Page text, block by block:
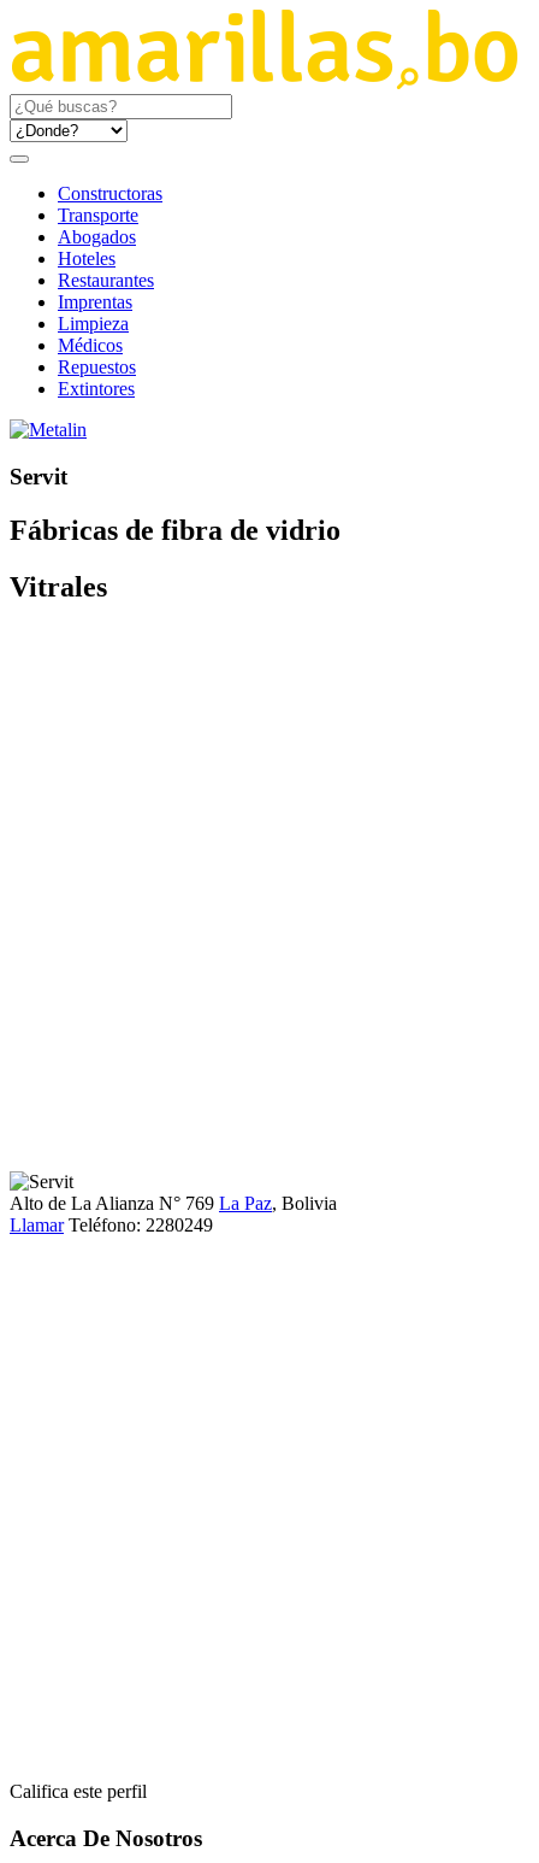
Constructoras
Transporte
Abogados
Hoteles
Restaurantes
Imprentas
Limpieza
Médicos
Repuestos
Extintores
Servit
Fábricas de fibra de vidrio
Vitrales
Alto de La Alianza N° 769 La Paz, Bolivia
Llamar Teléfono: 2280249
Califica este perfil
Acerca De Nosotros